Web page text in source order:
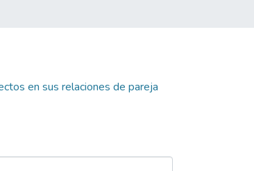
en sus relaciones de pareja